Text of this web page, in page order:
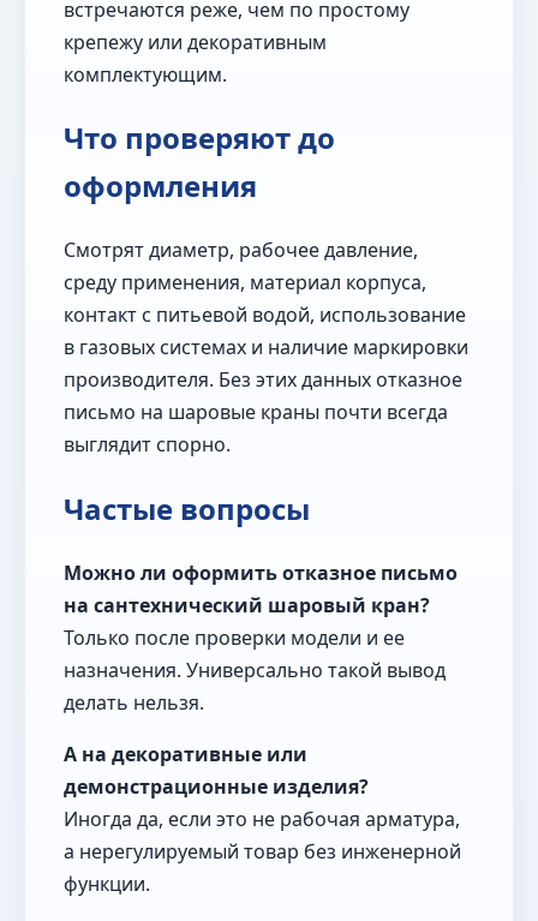
встречаются реже, чем по простому
крепежу или декоративным
комплектующим.
Что проверяют до
оформления
Смотрят диаметр, рабочее давление,
среду применения, материал корпуса,
контакт с питьевой водой, использование
в газовых системах и наличие маркировки
производителя. Без этих данных отказное
письмо на шаровые краны почти всегда
выглядит спорно.
Частые вопросы
Можно ли оформить отказное письмо
на сантехнический шаровый кран?
Только после проверки модели и ее
назначения. Универсально такой вывод
делать нельзя.
А на декоративные или
демонстрационные изделия?
Иногда да, если это не рабочая арматура,
а нерегулируемый товар без инженерной
функции.